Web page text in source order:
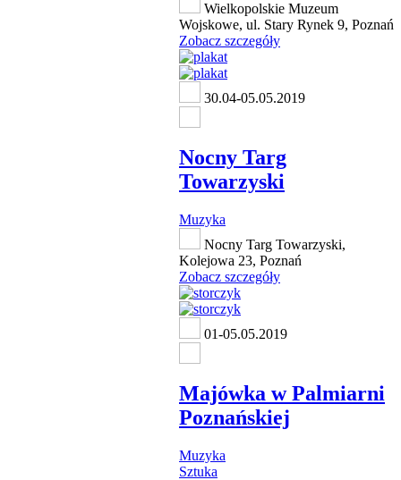
Wielkopolskie Muzeum
Wojskowe, ul. Stary Rynek 9, Poznań
Zobacz szczegóły
30.04-05.05.2019
Nocny Targ
Towarzyski
Muzyka
Nocny Targ Towarzyski,
Kolejowa 23, Poznań
Zobacz szczegóły
01-05.05.2019
Majówka w Palmiarni
Poznańskiej
Muzyka
Sztuka